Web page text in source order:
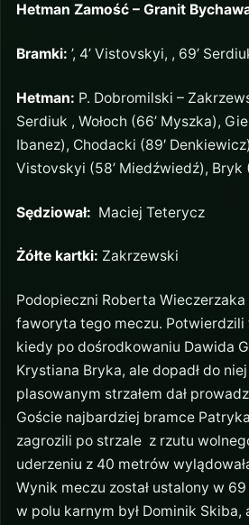
Hetman Zamość – Granit
Bramki: ’, 4’ Vistovskyi, , 69’
Hetman: P. Dobromilski –
Serdiuk , Wołoch (66’ Myszka),
Ibanez), Chodacki (89′
Vistovskyi (58’ Miedźwiedź), Bryk
Sędziował: Maciej Teterycz
Żółte kartki: Zakrzewski
Podopieczni Roberta
faworyta tego meczu. Potwierdzili
kiedy po dośrodkowaniu Dawida
Krystiana Bryka, ale dopadł do
plasowanym strzałem dał
Goście najbardziej bramce
zagrozili po strzale z rzutu
uderzeniu z 40 metrów
Wynik meczu został ustalony w
w polu karnym był Dominik Skiba,